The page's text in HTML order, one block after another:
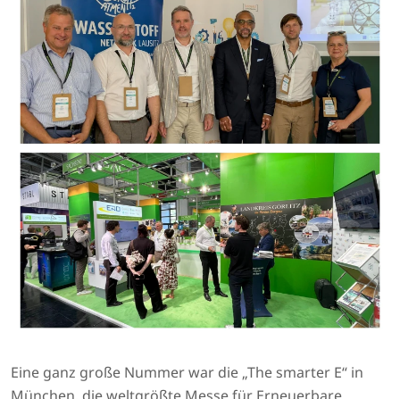
Eine ganz große Nummer war die „The smarter E“ in